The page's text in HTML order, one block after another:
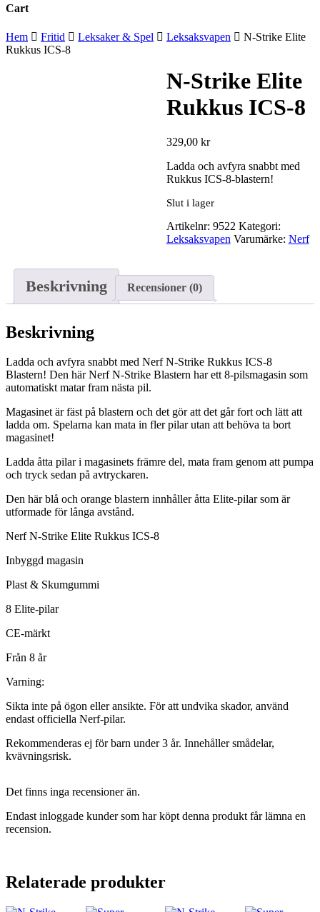
Cart
Close
Cart
Hem Fritid Leksaker & Spel Leksaksvapen
N-Strike Elite
Rukkus ICS-8
N-Strike Elite
Rukkus ICS-8
329,00 kr
Ladda och avfyra snabbt med
Rukkus ICS-8-blastern!
Slut i lager
Artikelnr: 9522 Kategori:
Leksaksvapen Varumärke: Nerf
Beskrivning Recensioner (0)
Beskrivning
Ladda och avfyra snabbt med Nerf N-Strike Rukkus ICS-8
Blastern! Den här Nerf N-Strike Blastern har ett 8-pilsmagasin som
automatiskt matar fram nästa pil.
Magasinet är fäst på blastern och det gör att det går fort och lätt att
ladda om. Spelarna kan mata in fler pilar utan att behöva ta bort
magasinet!
Ladda åtta pilar i magasinets främre del, mata fram genom att pumpa
och tryck sedan på avtryckaren.
Den här blå och orange blastern innhåller åtta Elite-pilar som är
utformade för långa avstånd.
Nerf N-Strike Elite Rukkus ICS-8
Inbyggd magasin
Plast & Skumgummi
8 Elite-pilar
CE-märkt
Från 8 år
Varning:
Sikta inte på ögon eller ansikte. För att undvika skador, använd
endast officiella Nerf-pilar.
Rekommenderas ej för barn under 3 år. Innehåller smådelar,
kvävningsrisk.
Det finns inga recensioner än.
Endast inloggade kunder som har köpt denna produkt får lämna en
recension.
Relaterade produkter